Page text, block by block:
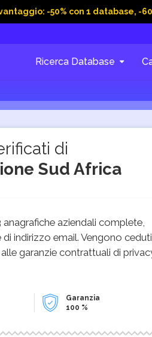
-50% con 1 database, -
Ricerca Database
di
Sud Africa
aziendali complete,
indirizzo email. Vengono ceduti
garanzie contrattuali di
Garanzia
100 %